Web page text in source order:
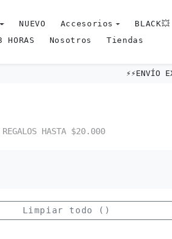
NUEVO Accesorios
BLACK💥
HORAS
Nosotros Tiendas
REGALOS HASTA $20.000
Limpiar todo ()